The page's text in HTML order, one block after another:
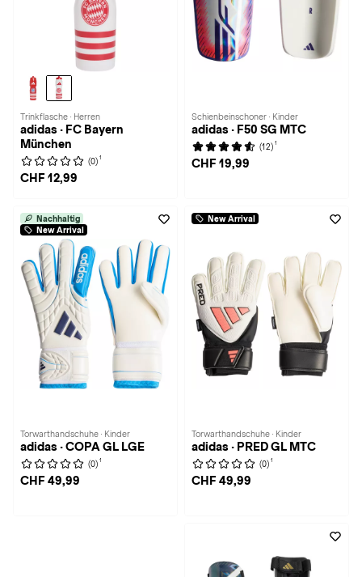
Trinkflasche · Herren
adidas · FC Bayern
München
(0) 1
CHF 12,99
Schienbeinschoner · Kinder
adidas · F50 SG MTC
(12) 1
CHF 19,99
Nachhaltig
New Arrival
Torwarthandschuhe · Kinder
adidas · COPA GL LGE
(0) 1
CHF 49,99
New Arrival
Torwarthandschuhe · Kinder
adidas · PRED GL MTC
(0) 1
CHF 49,99